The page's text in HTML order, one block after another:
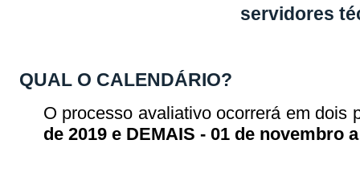
servidores
QUAL O CALENDÁRIO?
O processo avaliativo ocorrerá em dois
de 2019 e DEMAIS - 01 de novembro